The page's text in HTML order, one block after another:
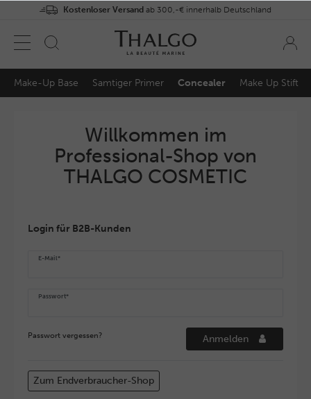
Kostenloser Versand ab 300,-€ innerhalb Deutschland
Make-Up Base Samtiger Primer Concealer Make Up Stift
Willkommen im
Professional-Shop von
THALGO COSMETIC
Login für B2B-Kunden
E-Mail*
Passwort*
Passwort vergessen? Anmelden
Zum Endverbraucher-Shop